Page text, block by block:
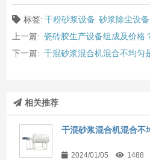
标签: 干粉砂浆设备 砂浆除尘设备
上一篇: 瓷砖胶生产设备组成及价格
下一篇: 干混砂浆混合机混合不均匀
相关推荐
干混砂浆混合机混合不
2024/01/05 1488